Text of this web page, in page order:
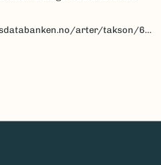
arter/takson/67888/beskrivelse